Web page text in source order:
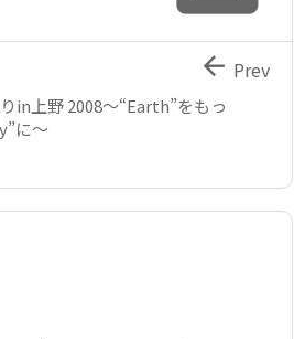
in上野 2008〜“Earth”をもっ
に〜
 Prev